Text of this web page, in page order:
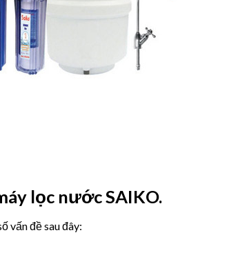
lọc nước SAIKO.
vấn đề sau đây: